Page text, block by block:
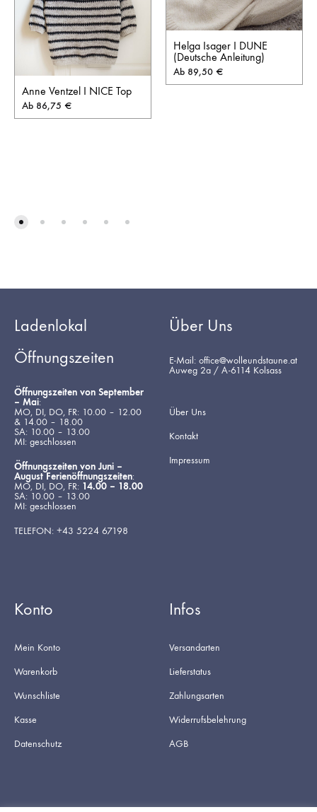
Anne Ventzel I NICE Top
Ab 86,75 €
Helga Isager I DUNE
(Deutsche Anleitung)
Ab 89,50 €
Ladenlokal
Öffnungszeiten
Öffnungszeiten von September
– Mai:
MO, DI, DO, FR: 10.00 – 12.00
& 14.00 – 18.00
SA: 10.00 – 13.00
MI: geschlossen
Öffnungszeiten von Juni –
August Ferienöffnungszeiten:
MO, DI, DO, FR: 14.00 – 18.00
SA: 10.00 – 13.00
MI: geschlossen
TELEFON: +43 5224 67198
Über Uns
E-Mail: office@wolleundstaune.at
Auweg 2a / A-6114 Kolsass
Über Uns
Kontakt
Impressum
Konto
Mein Konto
Warenkorb
Wunschliste
Kasse
Datenschutz
Infos
Versandarten
Lieferstatus
Zahlungsarten
Widerrufsbelehrung
AGB